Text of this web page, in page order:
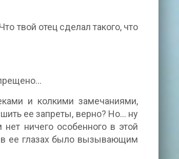
твой отец сделал такого, что
и колкими замечаниями,
ее запреты, верно? Но... ну
ничего особенного в этой
в ее глазах было вызывающим